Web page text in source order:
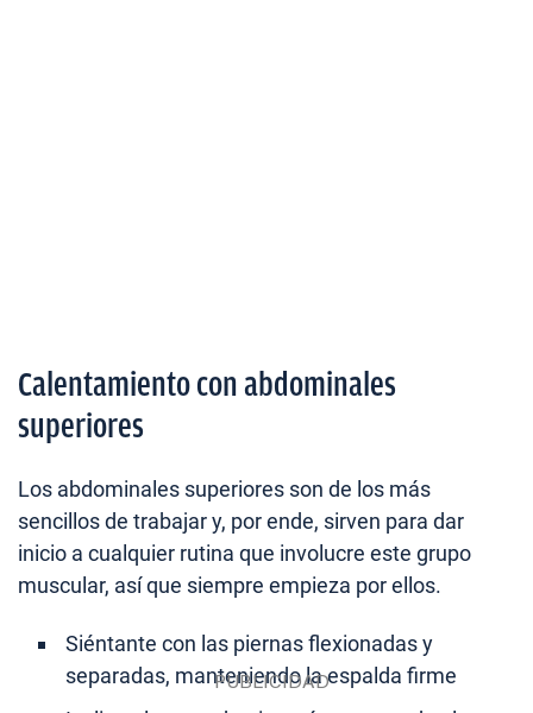
Calentamiento con abdominales
superiores
Los abdominales superiores son de los más
sencillos de trabajar y, por ende, sirven para dar
inicio a cualquier rutina que involucre este grupo
muscular, así que siempre empieza por ellos.
Siéntante con las piernas flexionadas y
separadas, manteniendo la espalda firme